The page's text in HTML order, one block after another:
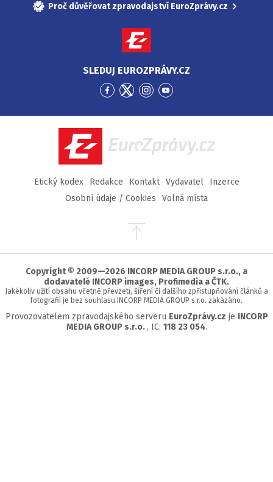
Proč důvěřovat zpravodajství EuroZprávy.cz
SLEDUJ EUROZPRÁVY.CZ
Přejít
Facebook
Přejít
Twitter
Přejít
Instagram
Přejít
YouTube
EuroZprávy.cz
Etický kodex Redakce Kontakt Vydavatel
Inzerce
Osobní údaje / Cookies
Volná místa
Přejít
stránky
Copyright © 2009—2026 INCORP MEDIA GROUP s.r.o., a
dodavatelé INCORP images, Profimedia a ČTK.
Jakékoliv užití obsahu včetně převzetí, šíření či dalšího zpřístupňování článků a
fotografií je bez souhlasu INCORP MEDIA GROUP s.r.o. zakázáno.
Provozovatelem zpravodajského serveru EuroZprávy.cz je INCORP
MEDIA GROUP s.r.o. , IC: 118 23 054.